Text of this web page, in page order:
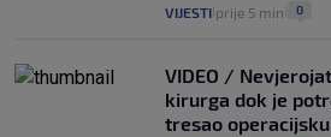
VIJESTI prije 5 min 0
VIDEO /
kirurga dok je
tresao